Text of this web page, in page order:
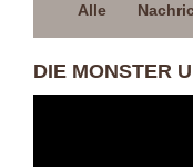
Alle
DIE MONSTER